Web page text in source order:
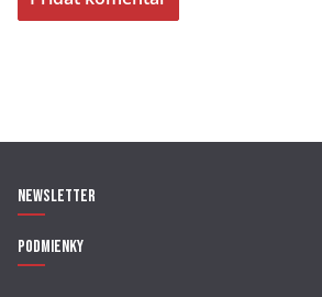
Newsletter
Podmienky